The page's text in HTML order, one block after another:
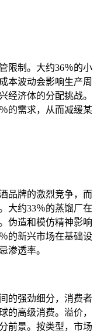
限制。大约36％的小
本波动会影响生产周
经济体的分配挑战。
的需求，从而减缓某
品牌的激烈竞争，而
大约33％的蒸馏厂在
伪造和模仿精神影响
的新兴市场在基础设
渗透率。
的强劲细分，消费者
的高级消费。溢价，
前景。按类型，市场